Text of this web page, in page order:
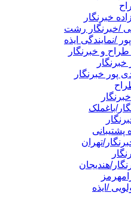
خبرنگار
/خبرنگار رشت
/نمایندگی ایذه
و خبرنگار
پور خبرنگار
باغملک
تهران
هندیجان
/ایذه